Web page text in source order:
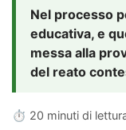
Nel processo
educativa, e
messa alla
del reato
⏱ 20 minuti di